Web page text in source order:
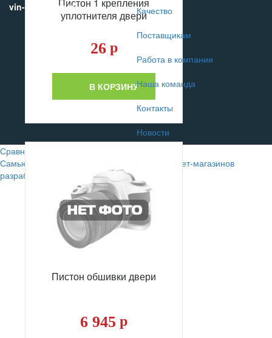
уплотнителя двери
26р
В КОРЗИНУ
Пистон обшивки двери
6 945 р
vin-motors.com
Качество
Поставщикам
Работа в компании
Наша команда
Контакты
Новости
Сравнение
Самые лучшие сайты автомобильных интернет-магазинов
разрабатывают в